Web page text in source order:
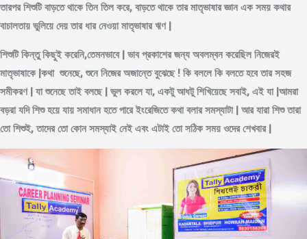
তারপর শিশুটি বাড়তে থাকে তিন তিল করে, বাড়তে থাকে তার মাতৃভাষার জ্ঞান এক সময় কথার
বাচালতায় ভুলিয়ে দেয় তার ধার নেওয়া মাতৃভাষার ঋণ |
শিশুটি কিন্তু কিছুই করেনি,তেমনভাবে | ভাব প্রকাশের জন্য অবলম্বন করেছিল নিজেরই
মাতৃভাষাকে |কথা শুনেছে, শুনে নিজের অজান্তে বুঝেছে ! কি বললে কি বলতে হবে তার সহজ
সমীকরণ | যা শুনেছে তাই বলছে | ভুল করলে যা, একটু আধটু শিখিয়েছে সবাই, এই যা |আমরা
বড়রা যদি শিশু হয়ে যায় সমাধান হতে পারে ইংরেজিতে কথা বলার সমস্যাটা | আর যারা শিশু তারা
তো শিশুই, তাদের তো কোন সমস্যাই নেই এবং এটাই তো সঠিক সময় ওদের শেখবার |